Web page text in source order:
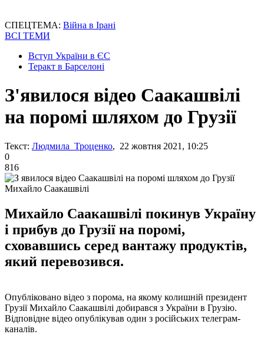
СПЕЦТЕМА: Війна в Ірані
ВСІ ТЕМИ
Вступ України в ЄС
Теракт в Барселоні
З'явилося відео Саакашвілі
на поромі шляхом до Грузії
Текст: Людмила Троценко, 22 жовтня 2021, 10:25
0
816
Михайло Саакашвілі
Михайло Саакашвілі покинув Україну
і прибув до Грузії на поромі,
сховавшись серед вантажу продуктів,
який перевозився.
Опубліковано відео з порома, на якому колишній президент
Грузії Михайло Саакашвілі добирався з України в Грузію.
Відповідне відео опублікував один з російських телеграм-
каналів.